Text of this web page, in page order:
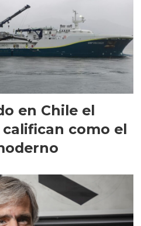
en Chile el
como el